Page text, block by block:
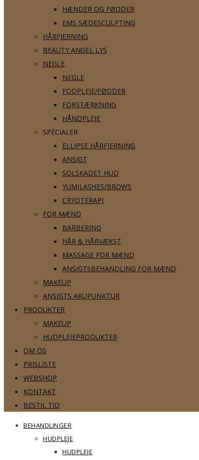
HÆNDER OG FØDDER
EMS SÆDESCULPTING
HÅRFJERNING
BEAUTY ANGEL LYS
NEGLE
NEGLE
FODPLEJE/FØDDER
FORSTÆRKNING
HÅNDPLEJE
SPECIALER
ELLIPSE HÅRFJERNING
ANSIGT
SOLSKADET HUD
YUMILASHES/BROWS
CRYOTERAPI
FOR MÆND
BARBERING
HÅR & HÅRVÆKST
MASSAGE FOR MÆND
ANSIGTSBEHANDLING FOR MÆND
MAKEUP
ANSIGTS AKUPUNKTUR
PRODUKTER
MAKEUP
HUDPLEJEPRODUKTER
OM OS
PRISLISTE
WEBSHOP
KONTAKT
BESTIL TID
BEHANDLINGER
HUDPLEJE
HUDPLEJE